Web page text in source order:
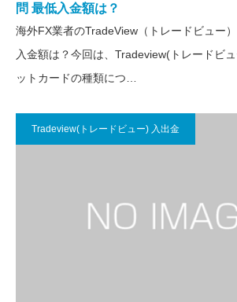
問 最低入金額は？
海外FX業者のTradeView（トレードビュー
入金額は？今回は、Tradeview(トレードビ
ットカードの種類につ…
Tradeview(トレードビュー) 入出金